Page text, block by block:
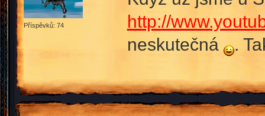
Příspěvků: 74
http://
neskutečná
.